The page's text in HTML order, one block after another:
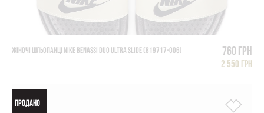
ЖІНОЧІ ШЛЬОПАНЦІ NIKE BENASSI DUO ULTRA SLIDE (819717-006) 760 грн
2 550 грн
ПРОДАНО